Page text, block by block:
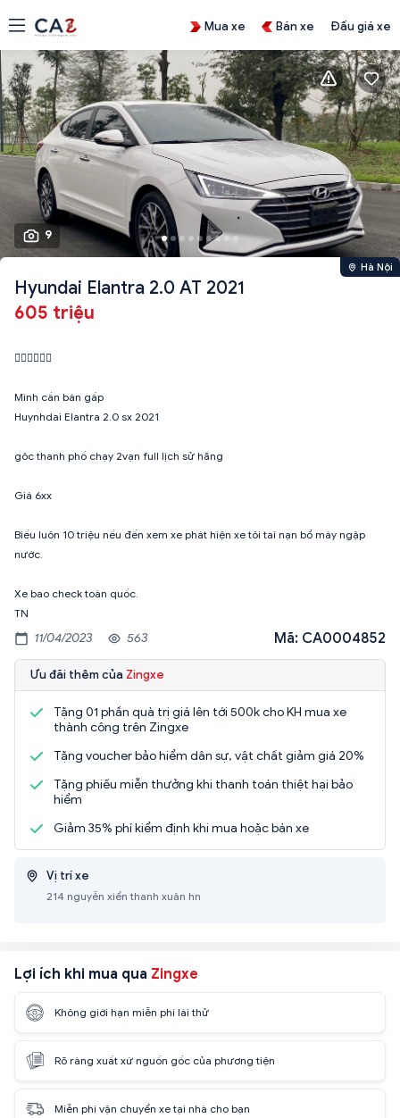
Mua xe Bán xe Đấu giá xe
9
Hà Nội
Hyundai Elantra 2.0 AT 2021
605 triệu
❤️‍🔥❤️‍🔥❤️‍🔥
Mình cần bán gấp
Huynhdai Elantra 2.0 sx 2021
gôc thanh phố chạy 2vạn full lịch sử hãng
Giá 6xx
Biếu luôn 10 triệu nếu đến xem xe phát hiện xe tôi tai nạn bổ máy ngập
nước.
Xe bao check toàn quốc.
11/04/2023 563 Mã: CA0004852
Ưu đãi thêm của Zingxe
Tặng 01 phần quà trị giá lên tới 500k cho KH mua xe
thành công trên Zingxe
Tặng voucher bảo hiểm dân sự, vật chất giảm giá 20%
Tặng phiếu miễn thưởng khi thanh toán thiệt hại bảo
hiểm
Giảm 35% phí kiểm định khi mua hoặc bán xe
Vị trí xe
214 nguyễn xiển thanh xuân hn
Lợi ích khi mua qua Zingxe
Không giới hạn miễn phí lái thử
Rõ ràng xuất xứ nguồn gốc của phương tiện
Miễn phí vận chuyển xe tại nhà cho bạn